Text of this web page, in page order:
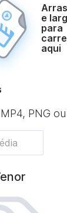
e
para
aqui
PNG